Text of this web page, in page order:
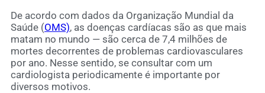
De acordo com dados da Organização Mundial da
Saúde (OMS), as doenças cardíacas são as que mais
matam no mundo — são cerca de 7,4 milhões de
mortes decorrentes de problemas cardiovasculares
por ano. Nesse sentido, se consultar com um
cardiologista periodicamente é importante por
diversos motivos.